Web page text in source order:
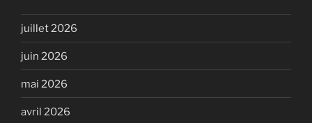
juillet 2026
juin 2026
mai 2026
avril 2026